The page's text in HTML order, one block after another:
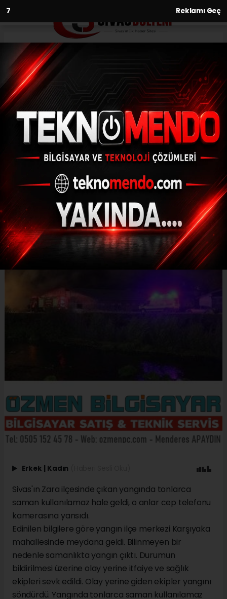
6 Reklamı Geç
Anasayfa
Samanlıkta çıkan yangın
30.08.2022 - 00:28, Güncelleme: 30.08.2022 - 00:28
Sivas'ın Zara ilçesinde çıkan yangında
tonlarca saman kullanılamaz hale geldi, o
anlar cep telefonu kamerasına yansıdı.
ABONE OL
Erkek | Kadın
Sivas'ın Zara ilçesinde çıkan yangında tonlarca
saman kullanılamaz hale geldi, o anlar cep telefonu
kamerasına yansıdı.
Edinilen bilgilere göre yangın ilçe merkezi Karşıyaka
mahallesinde meydana geldi. Bilinmeyen bir
nedenle samanlıkta yangın çıktı. Durumun
bildirilmesi üzerine olay yerine itfaiye ve sağlık
ekipleri sevk edildi. Olay yerine giden ekipler yangını
söndürdü. Yangında tonlarca saman kullanılamaz